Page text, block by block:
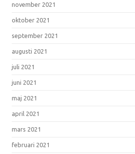
november 2021
oktober 2021
september 2021
augusti 2021
juli 2021
juni 2021
maj 2021
april 2021
mars 2021
februari 2021